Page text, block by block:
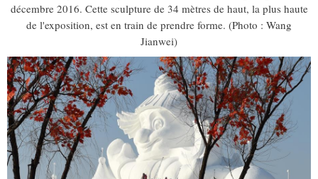
décembre 2016. Cette sculpture de 34 mètres de haut, la plus haute
de l'exposition, est en train de prendre forme. (Photo : Wang
Jianwei)